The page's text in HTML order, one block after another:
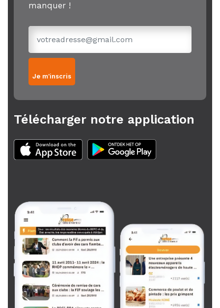
manquer !
Je m'inscris
Télécharger notre application